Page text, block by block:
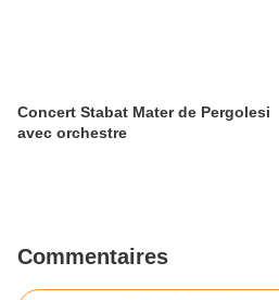
Concert Stabat Mater de Pergolesi
avec orchestre
Commentaires